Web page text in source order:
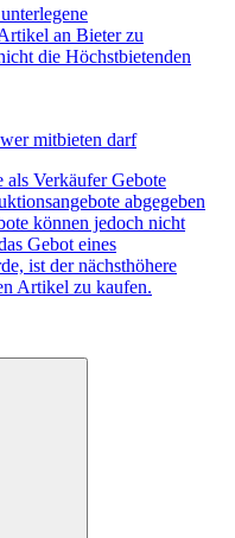
an Bieter zu
die Höchstbietenden
mitbieten darf
als Verkäufer Gebote
abgegeben
können jedoch nicht
Gebot eines
ist der nächsthöhere
Artikel zu kaufen.